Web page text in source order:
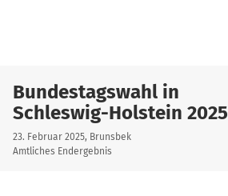
Bundestagswahl in
Schleswig-Holstein 2025
23. Februar 2025, Brunsbek
Amtliches Endergebnis